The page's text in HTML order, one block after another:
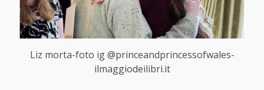
Liz morta-foto ig @princeandprincessofwales-
ilmaggiodeilibri.it